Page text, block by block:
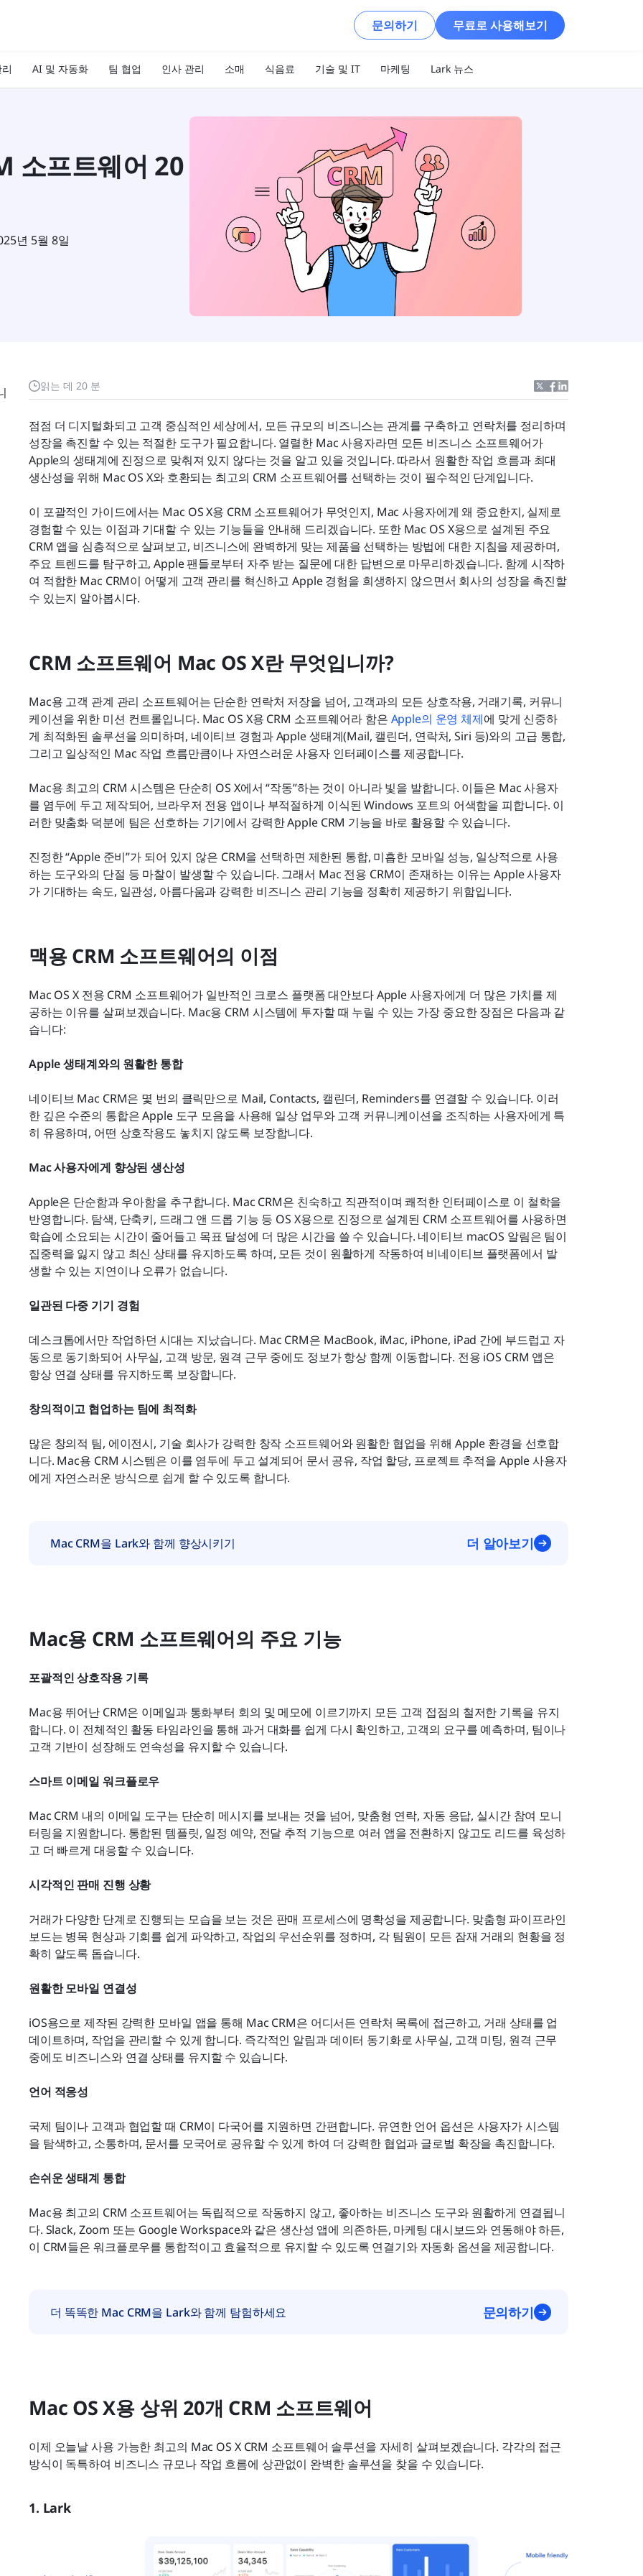
문의하기 무료로 사용해보기
AI 및 자동화 팀 협업 인사 관리 소매 식음료 기술 및 IT 마케팅 Lark 뉴스
소프트웨어 20
년 5월 8일
읽는 데 20 분
점점 더 디지털화되고 고객 중심적인 세상에서, 모든 규모의 비즈니스는 관계를 구축하고 연락처를 정리하며
성장을 촉진할 수 있는 적절한 도구가 필요합니다. 열렬한 Mac 사용자라면 모든 비즈니스 소프트웨어가
Apple의 생태계에 진정으로 맞춰져 있지 않다는 것을 알고 있을 것입니다. 따라서 원활한 작업 흐름과 최대
생산성을 위해 Mac OS X와 호환되는 최고의 CRM 소프트웨어를 선택하는 것이 필수적인 단계입니다.
이 포괄적인 가이드에서는 Mac OS X용 CRM 소프트웨어가 무엇인지, Mac 사용자에게 왜 중요한지, 실제로
경험할 수 있는 이점과 기대할 수 있는 기능들을 안내해 드리겠습니다. 또한 Mac OS X용으로 설계된 주요
CRM 앱을 심층적으로 살펴보고, 비즈니스에 완벽하게 맞는 제품을 선택하는 방법에 대한 지침을 제공하며,
주요 트렌드를 탐구하고, Apple 팬들로부터 자주 받는 질문에 대한 답변으로 마무리하겠습니다. 함께 시작하
여 적합한 Mac CRM이 어떻게 고객 관리를 혁신하고 Apple 경험을 희생하지 않으면서 회사의 성장을 촉진할
수 있는지 알아봅시다.
CRM 소프트웨어 Mac OS X란 무엇입니까?
Mac용 고객 관계 관리 소프트웨어는 단순한 연락처 저장을 넘어, 고객과의 모든 상호작용, 거래기록, 커뮤니
케이션을 위한 미션 컨트롤입니다. Mac OS X용 CRM 소프트웨어라 함은 Apple의 운영 체제에 맞게 신중하
게 최적화된 솔루션을 의미하며, 네이티브 경험과 Apple 생태계(Mail, 캘린더, 연락처, Siri 등)와의 고급 통합,
그리고 일상적인 Mac 작업 흐름만큼이나 자연스러운 사용자 인터페이스를 제공합니다.
Mac용 최고의 CRM 시스템은 단순히 OS X에서 “작동”하는 것이 아니라 빛을 발합니다. 이들은 Mac 사용자
를 염두에 두고 제작되어, 브라우저 전용 앱이나 부적절하게 이식된 Windows 포트의 어색함을 피합니다. 이
러한 맞춤화 덕분에 팀은 선호하는 기기에서 강력한 Apple CRM 기능을 바로 활용할 수 있습니다.
진정한 “Apple 준비”가 되어 있지 않은 CRM을 선택하면 제한된 통합, 미흡한 모바일 성능, 일상적으로 사용
하는 도구와의 단절 등 마찰이 발생할 수 있습니다. 그래서 Mac 전용 CRM이 존재하는 이유는 Apple 사용자
가 기대하는 속도, 일관성, 아름다움과 강력한 비즈니스 관리 기능을 정확히 제공하기 위함입니다.
맥용 CRM 소프트웨어의 이점
Mac OS X 전용 CRM 소프트웨어가 일반적인 크로스 플랫폼 대안보다 Apple 사용자에게 더 많은 가치를 제
공하는 이유를 살펴보겠습니다. Mac용 CRM 시스템에 투자할 때 누릴 수 있는 가장 중요한 장점은 다음과 같
습니다:
Apple 생태계와의 원활한 통합
네이티브 Mac CRM은 몇 번의 클릭만으로 Mail, Contacts, 캘린더, Reminders를 연결할 수 있습니다. 이러
한 깊은 수준의 통합은 Apple 도구 모음을 사용해 일상 업무와 고객 커뮤니케이션을 조직하는 사용자에게 특
히 유용하며, 어떤 상호작용도 놓치지 않도록 보장합니다.
Mac 사용자에게 향상된 생산성
Apple은 단순함과 우아함을 추구합니다. Mac CRM은 친숙하고 직관적이며 쾌적한 인터페이스로 이 철학을
반영합니다. 탐색, 단축키, 드래그 앤 드롭 기능 등 OS X용으로 진정으로 설계된 CRM 소프트웨어를 사용하면
학습에 소요되는 시간이 줄어들고 목표 달성에 더 많은 시간을 쓸 수 있습니다. 네이티브 macOS 알림은 팀이
집중력을 잃지 않고 최신 상태를 유지하도록 하며, 모든 것이 원활하게 작동하여 비네이티브 플랫폼에서 발
생할 수 있는 지연이나 오류가 없습니다.
일관된 다중 기기 경험
데스크톱에서만 작업하던 시대는 지났습니다. Mac CRM은 MacBook, iMac, iPhone, iPad 간에 부드럽고 자
동으로 동기화되어 사무실, 고객 방문, 원격 근무 중에도 정보가 항상 함께 이동합니다. 전용 iOS CRM 앱은
항상 연결 상태를 유지하도록 보장합니다.
창의적이고 협업하는 팀에 최적화
많은 창의적 팀, 에이전시, 기술 회사가 강력한 창작 소프트웨어와 원활한 협업을 위해 Apple 환경을 선호합
니다. Mac용 CRM 시스템은 이를 염두에 두고 설계되어 문서 공유, 작업 할당, 프로젝트 추적을 Apple 사용자
에게 자연스러운 방식으로 쉽게 할 수 있도록 합니다.
Mac CRM을 Lark와 함께 향상시키기 더 알아보기
Mac용 CRM 소프트웨어의 주요 기능
포괄적인 상호작용 기록
Mac용 뛰어난 CRM은 이메일과 통화부터 회의 및 메모에 이르기까지 모든 고객 접점의 철저한 기록을 유지
합니다. 이 전체적인 활동 타임라인을 통해 과거 대화를 쉽게 다시 확인하고, 고객의 요구를 예측하며, 팀이나
고객 기반이 성장해도 연속성을 유지할 수 있습니다.
스마트 이메일 워크플로우
Mac CRM 내의 이메일 도구는 단순히 메시지를 보내는 것을 넘어, 맞춤형 연락, 자동 응답, 실시간 참여 모니
터링을 지원합니다. 통합된 템플릿, 일정 예약, 전달 추적 기능으로 여러 앱을 전환하지 않고도 리드를 육성하
고 더 빠르게 대응할 수 있습니다.
시각적인 판매 진행 상황
거래가 다양한 단계로 진행되는 모습을 보는 것은 판매 프로세스에 명확성을 제공합니다. 맞춤형 파이프라인
보드는 병목 현상과 기회를 쉽게 파악하고, 작업의 우선순위를 정하며, 각 팀원이 모든 잠재 거래의 현황을 정
확히 알도록 돕습니다.
원활한 모바일 연결성
iOS용으로 제작된 강력한 모바일 앱을 통해 Mac CRM은 어디서든 연락처 목록에 접근하고, 거래 상태를 업
데이트하며, 작업을 관리할 수 있게 합니다. 즉각적인 알림과 데이터 동기화로 사무실, 고객 미팅, 원격 근무
중에도 비즈니스와 연결 상태를 유지할 수 있습니다.
언어 적응성
국제 팀이나 고객과 협업할 때 CRM이 다국어를 지원하면 간편합니다. 유연한 언어 옵션은 사용자가 시스템
을 탐색하고, 소통하며, 문서를 모국어로 공유할 수 있게 하여 더 강력한 협업과 글로벌 확장을 촉진합니다.
손쉬운 생태계 통합
Mac용 최고의 CRM 소프트웨어는 독립적으로 작동하지 않고, 좋아하는 비즈니스 도구와 원활하게 연결됩니
다. Slack, Zoom 또는 Google Workspace와 같은 생산성 앱에 의존하든, 마케팅 대시보드와 연동해야 하든,
이 CRM들은 워크플로우를 통합적이고 효율적으로 유지할 수 있도록 연결기와 자동화 옵션을 제공합니다.
더 똑똑한 Mac CRM을 Lark와 함께 탐험하세요 문의하기
Mac OS X용 상위 20개 CRM 소프트웨어
이제 오늘날 사용 가능한 최고의 Mac OS X CRM 소프트웨어 솔루션을 자세히 살펴보겠습니다. 각각의 접근
방식이 독특하여 비즈니스 규모나 작업 흐름에 상관없이 완벽한 솔루션을 찾을 수 있습니다.
1. Lark